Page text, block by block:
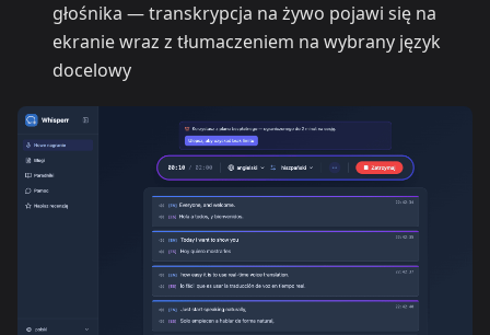
głośnika — transkrypcja na żywo pojawi się na
ekranie wraz z tłumaczeniem na wybrany język
docelowy